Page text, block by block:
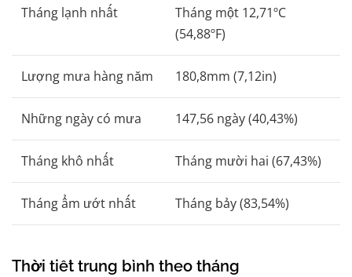
Tháng lạnh nhất
Tháng một 12,71ºC
(54,88ºF)
Lượng mưa hàng năm 180,8mm (7,12in)
Những ngày có mưa 147,56 ngày (40,43%)
Tháng khô nhất Tháng mười hai (67,43%)
Tháng ẩm ướt nhất Tháng bảy (83,54%)
Thời tiết trung bình theo tháng